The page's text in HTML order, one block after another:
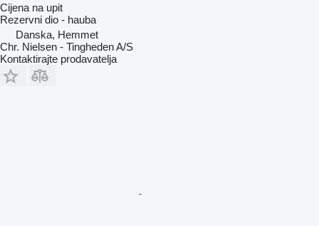
Cijena na upit
Rezervni dio - hauba
Danska, Hemmet
Chr. Nielsen - Tingheden A/S
Kontaktirajte prodavatelja